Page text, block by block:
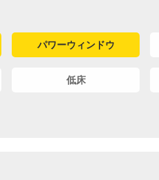
パワーウィンドウ
低床